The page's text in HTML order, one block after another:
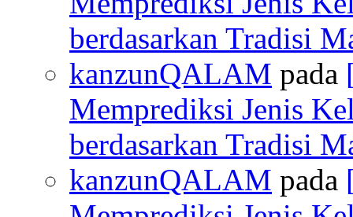
berdasarkan Tradisi
kanzunQALAM pada
Memprediksi Jenis
berdasarkan Tradisi
kanzunQALAM pada